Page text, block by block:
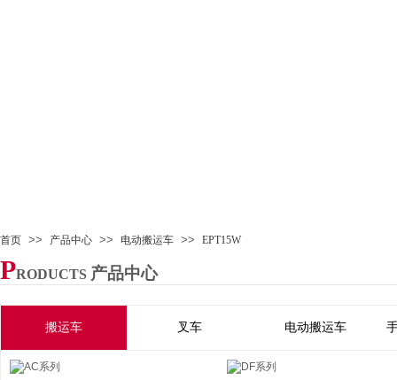
首页 >> 产品中心 >> 电动搬运车 >> EPT15W
PRODUCTS 产品中心
搬运车 叉车 电动搬运车